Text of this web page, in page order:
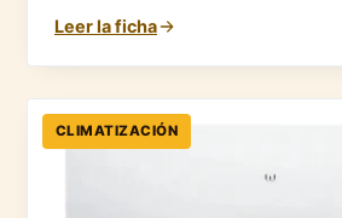
Leer la ficha
CLIMATIZACIÓN